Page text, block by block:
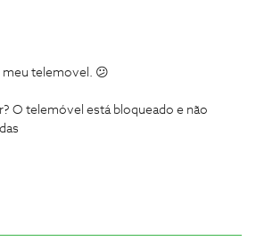
meu telemovel. 😕
O telemóvel está bloqueado e não